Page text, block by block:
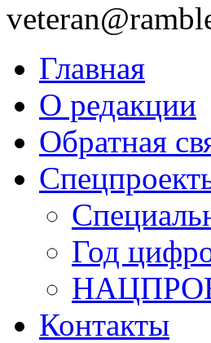
Главная
О редакции
Обратная
Год
Контакты